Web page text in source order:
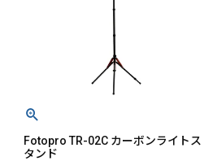
Fotopro TR-02C カーボンライトス
タンド